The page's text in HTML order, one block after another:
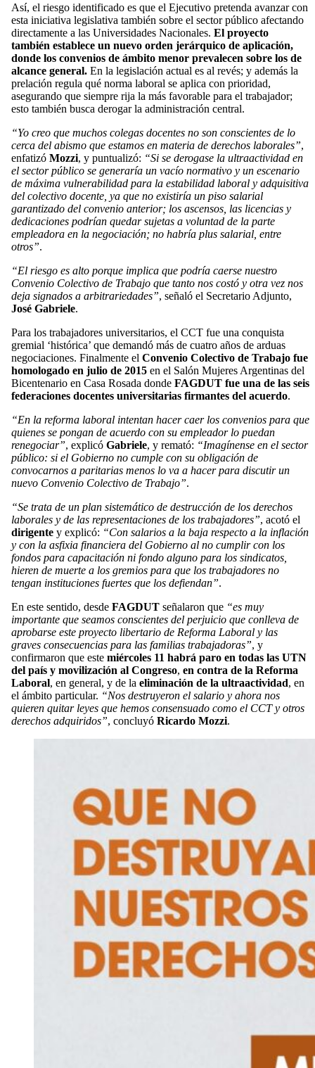
Así, el riesgo identificado es que el Ejecutivo pretenda avanzar con
esta iniciativa legislativa también sobre el sector público afectando
directamente a las Universidades Nacionales. El proyecto
también establece un nuevo orden jerárquico de aplicación,
donde los convenios de ámbito menor prevalecen sobre los de
alcance general. En la legislación actual es al revés; y además la
prelación regula qué norma laboral se aplica con prioridad,
asegurando que siempre rija la más favorable para el trabajador;
esto también busca derogar la administración central.
“Yo creo que muchos colegas docentes no son conscientes de lo
cerca del abismo que estamos en materia de derechos laborales”,
enfatizó Mozzi, y puntualizó: “Si se derogase la ultraactividad en
el sector público se generaría un vacío normativo y un escenario
de máxima vulnerabilidad para la estabilidad laboral y adquisitiva
del colectivo docente, ya que no existiría un piso salarial
garantizado del convenio anterior; los ascensos, las licencias y
dedicaciones podrían quedar sujetas a voluntad de la parte
empleadora en la negociación; no habría plus salarial, entre
otros”.
“El riesgo es alto porque implica que podría caerse nuestro
Convenio Colectivo de Trabajo que tanto nos costó y otra vez nos
deja signados a arbitrariedades”, señaló el Secretario Adjunto,
José Gabriele.
Para los trabajadores universitarios, el CCT fue una conquista
gremial ‘histórica’ que demandó más de cuatro años de arduas
negociaciones. Finalmente el Convenio Colectivo de Trabajo fue
homologado en julio de 2015 en el Salón Mujeres Argentinas del
Bicentenario en Casa Rosada donde FAGDUT fue una de las seis
federaciones docentes universitarias firmantes del acuerdo.
“En la reforma laboral intentan hacer caer los convenios para que
quienes se pongan de acuerdo con su empleador lo puedan
renegociar”, explicó Gabriele, y remató: “Imagínense en el sector
público: si el Gobierno no cumple con su obligación de
convocarnos a paritarias menos lo va a hacer para discutir un
nuevo Convenio Colectivo de Trabajo”.
“Se trata de un plan sistemático de destrucción de los derechos
laborales y de las representaciones de los trabajadores”, acotó el
dirigente y explicó: “Con salarios a la baja respecto a la inflación
y con la asfixia financiera del Gobierno al no cumplir con los
fondos para capacitación ni fondo alguno para los sindicatos,
hieren de muerte a los gremios para que los trabajadores no
tengan instituciones fuertes que los defiendan”.
En este sentido, desde FAGDUT señalaron que “es muy
importante que seamos conscientes del perjuicio que conlleva de
aprobarse este proyecto libertario de Reforma Laboral y las
graves consecuencias para las familias trabajadoras”, y
confirmaron que este miércoles 11 habrá paro en todas las UTN
del país y movilización al Congreso, en contra de la Reforma
Laboral, en general, y de la eliminación de la ultraactividad, en
el ámbito particular. “Nos destruyeron el salario y ahora nos
quieren quitar leyes que hemos consensuado como el CCT y otros
derechos adquiridos”, concluyó Ricardo Mozzi.